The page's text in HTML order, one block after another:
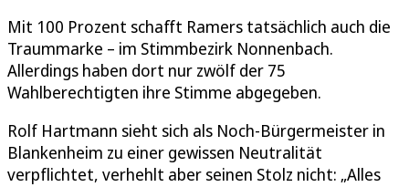
Mit 100 Prozent schafft Ramers tatsächlich auch die
Traummarke – im Stimmbezirk Nonnenbach.
Allerdings haben dort nur zwölf der 75
Wahlberechtigten ihre Stimme abgegeben.
Rolf Hartmann sieht sich als Noch-Bürgermeister in
Blankenheim zu einer gewissen Neutralität
verpflichtet, verhehlt aber seinen Stolz nicht: „Alles